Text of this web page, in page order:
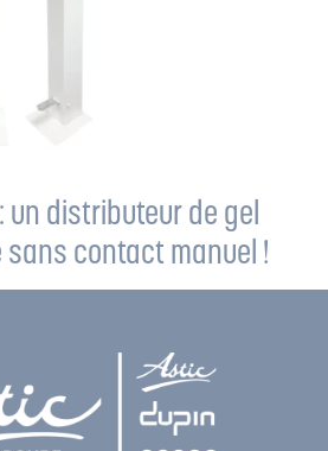
un distributeur de gel
sans contact manuel !